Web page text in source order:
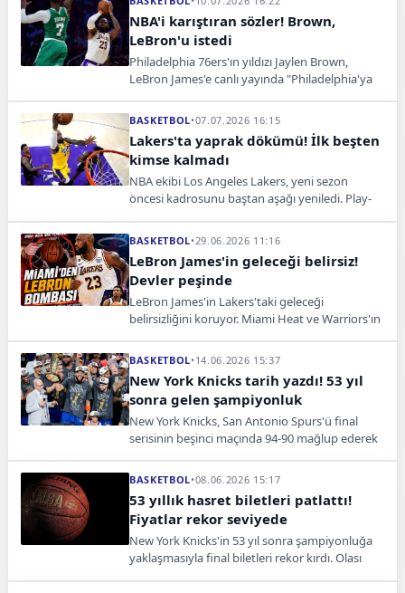
NBA'i karıştıran sözler! Brown,
LeBron'u istedi
Philadelphia 76ers'ın yıldızı Jaylen Brown,
LeBron James'e canlı yayında "Philadelphia'ya
yaptı.
BASKETBOL•07.07.2026 16:15
Lakers'ta yaprak dökümü! İlk beşten
kimse kalmadı
NBA ekibi Los Angeles Lakers, yeni sezon
öncesi kadrosunu baştan aşağı yeniledi. Play-
BASKETBOL•29.06.2026 11:16
LeBron James'in geleceği belirsiz!
Devler peşinde
LeBron James'in Lakers'taki geleceği
belirsizliğini koruyor. Miami Heat ve Warriors'ın
BASKETBOL•14.06.2026 15:37
New York Knicks tarih yazdı! 53 yıl
sonra gelen şampiyonluk
New York Knicks, San Antonio Spurs'ü final
serisinin beşinci maçında 94-90 mağlup ederek
BASKETBOL•08.06.2026 15:17
53 yıllık hasret biletleri patlattı!
Fiyatlar rekor seviyede
New York Knicks'in 53 yıl sonra şampiyonluğa
yaklaşmasıyla final biletleri rekor kırdı. Olası